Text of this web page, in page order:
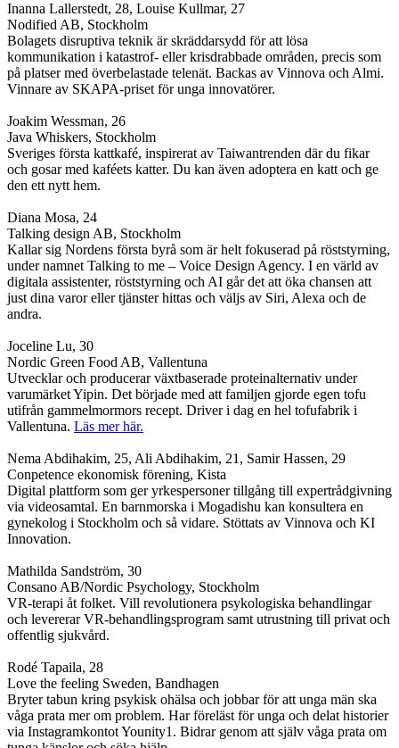
Inanna Lallerstedt, 28, Louise Kullmar, 27
Nodified AB, Stockholm
Bolagets disruptiva teknik är skräddarsydd för att lösa
kommunikation i katastrof- eller krisdrabbade områden, precis som
på platser med överbelastade telenät. Backas av Vinnova och Almi.
Vinnare av SKAPA-priset för unga innovatörer.
Joakim Wessman, 26
Java Whiskers, Stockholm
Sveriges första kattkafé, inspirerat av Taiwantrenden där du fikar
och gosar med kaféets katter. Du kan även adoptera en katt och ge
den ett nytt hem.
Diana Mosa, 24
Talking design AB, Stockholm
Kallar sig Nordens första byrå som är helt fokuserad på röststyrning,
under namnet Talking to me – Voice Design Agency. I en värld av
digitala assistenter, röststyrning och AI går det att öka chansen att
just dina varor eller tjänster hittas och väljs av Siri, Alexa och de
andra.
Joceline Lu, 30
Nordic Green Food AB, Vallentuna
Utvecklar och producerar växtbaserade proteinalternativ under
varumärket Yipin. Det började med att familjen gjorde egen tofu
utifrån gammelmormors recept. Driver i dag en hel tofufabrik i
Vallentuna. Läs mer här.
Nema Abdihakim, 25, Ali Abdihakim, 21, Samir Hassen, 29
Conpetence ekonomisk förening, Kista
Digital plattform som ger yrkespersoner tillgång till expertrådgivning
via videosamtal. En barnmorska i Mogadishu kan konsultera en
gynekolog i Stockholm och så vidare. Stöttats av Vinnova och KI
Innovation.
Mathilda Sandström, 30
Consano AB/Nordic Psychology, Stockholm
VR-terapi åt folket. Vill revolutionera psykologiska behandlingar
och levererar VR-behandlingsprogram samt utrustning till privat och
offentlig sjukvård.
Rodé Tapaila, 28
Love the feeling Sweden, Bandhagen
Bryter tabun kring psykisk ohälsa och jobbar för att unga män ska
våga prata mer om problem. Har föreläst för unga och delat historier
via Instagramkontot Younity1. Bidrar genom att själv våga prata om